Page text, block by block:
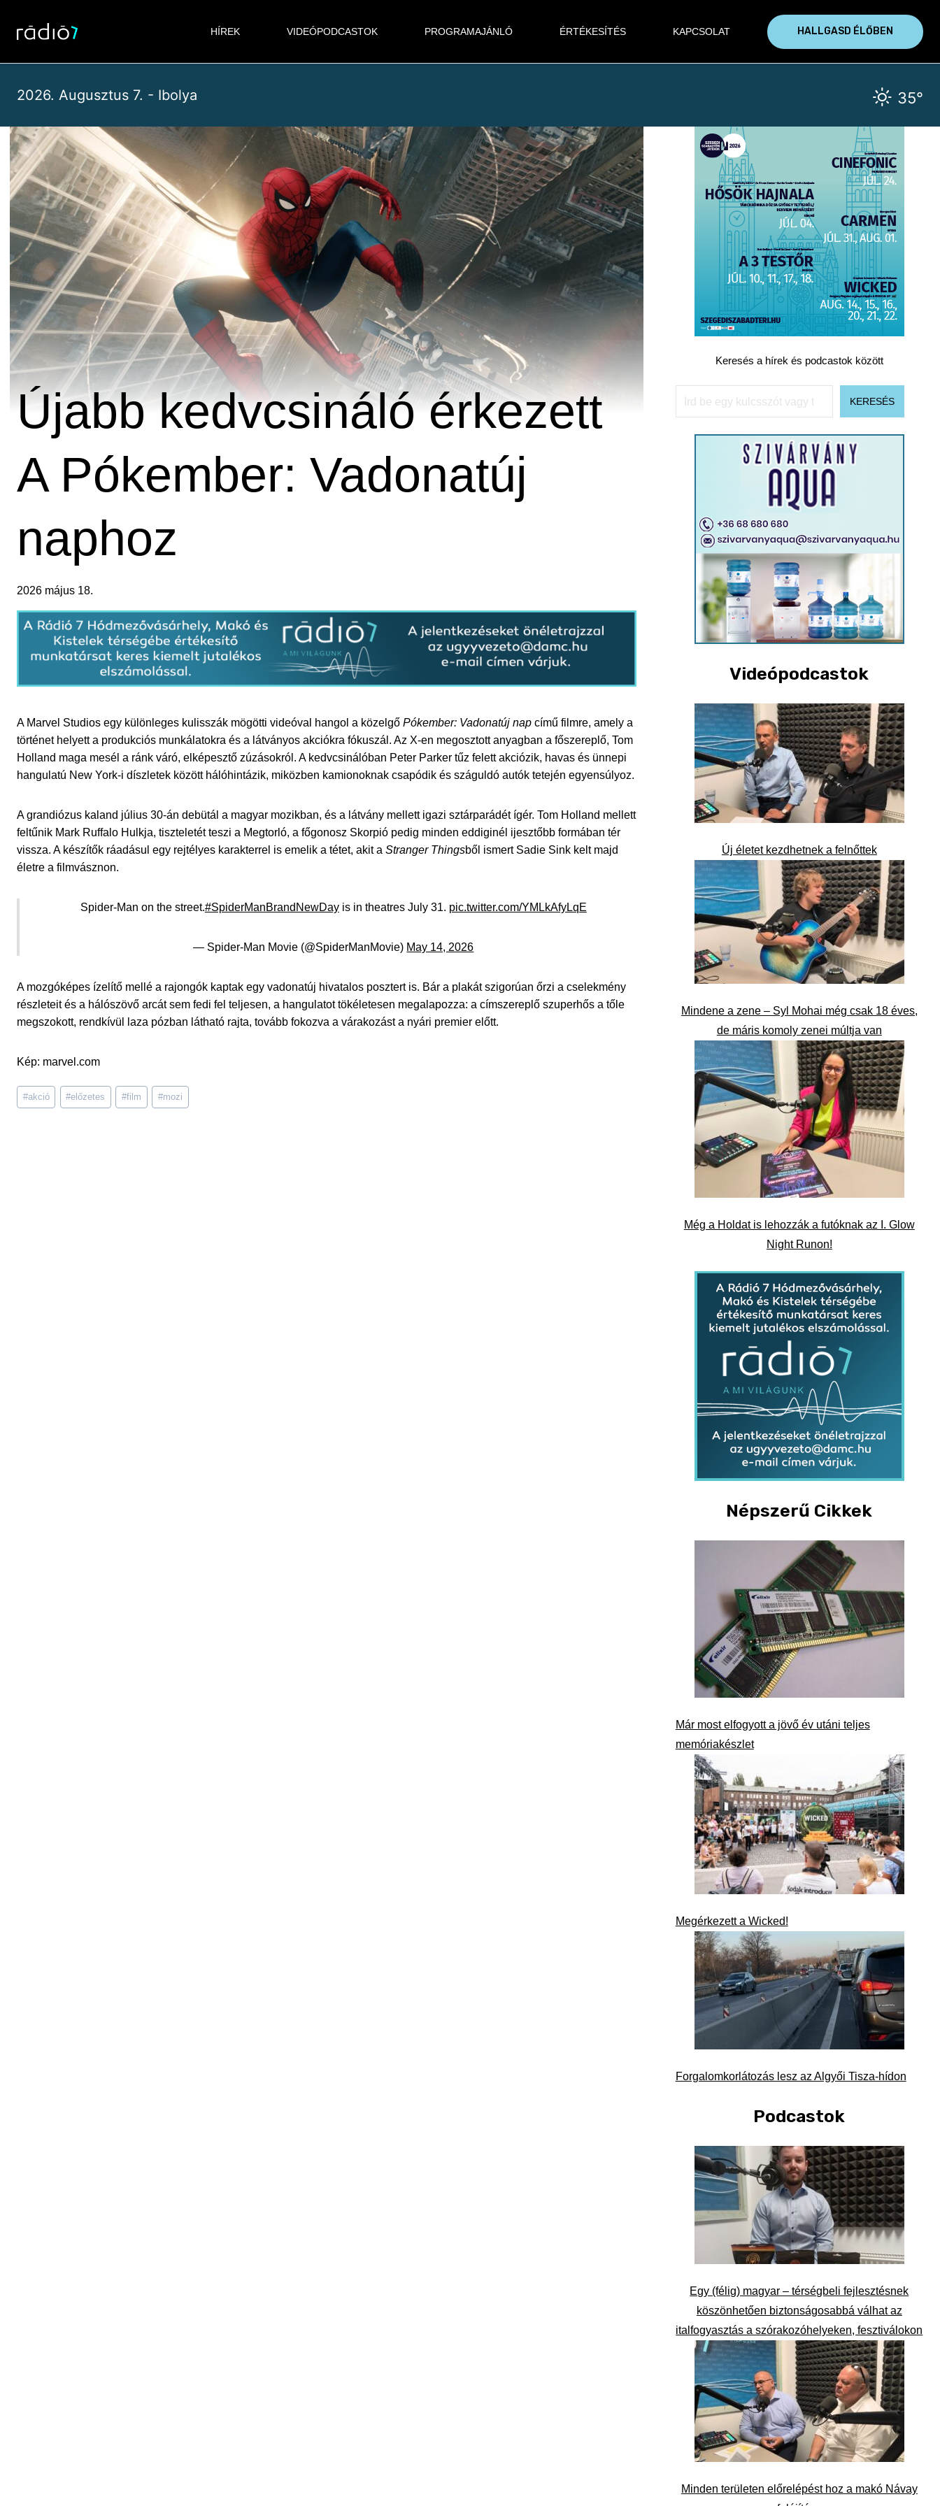
content
HÍREK VIDEÓPODCASTOK PROGRAMAJÁNLÓ ÉRTÉKESÍTÉS KAPCSOLAT HALLGASD ÉLŐBEN
2026. Augusztus 7. - Ibolya 35°
Újabb kedvcsináló érkezett
A Pókember: Vadonatúj
naphoz
2026 május 18.
A Marvel Studios egy különleges kulisszák mögötti videóval hangol a közelgő Pókember: Vadonatúj nap című filmre, amely a
történet helyett a produkciós munkálatokra és a látványos akciókra fókuszál. Az X-en megosztott anyagban a főszereplő, Tom
Holland maga mesél a ránk váró, elképesztő zúzásokról. A kedvcsinálóban Peter Parker tűz felett akciózik, havas és ünnepi
hangulatú New York-i díszletek között hálóhintázik, miközben kamionoknak csapódik és száguldó autók tetején egyensúlyoz.
A grandiózus kaland július 30-án debütál a magyar mozikban, és a látvány mellett igazi sztárparádét ígér. Tom Holland mellett
feltűnik Mark Ruffalo Hulkja, tiszteletét teszi a Megtorló, a főgonosz Skorpió pedig minden eddiginél ijesztőbb formában tér
vissza. A készítők ráadásul egy rejtélyes karakterrel is emelik a tétet, akit a Stranger Thingsből ismert Sadie Sink kelt majd
életre a filmvásznon.
Spider-Man on the street.#SpiderManBrandNewDayis in theatres July 31. pic.twitter.com/YMLkAfyLqE
— Spider-Man Movie (@SpiderManMovie) May 14, 2026
A mozgóképes ízelítő mellé a rajongók kaptak egy vadonatúj hivatalos posztert is. Bár a plakát szigorúan őrzi a cselekmény
részleteit és a hálószövő arcát sem fedi fel teljesen, a hangulatot tökéletesen megalapozza: a címszereplő szuperhős a tőle
megszokott, rendkívül laza pózban látható rajta, tovább fokozva a várakozást a nyári premier előtt.
Kép: marvel.com
Post
Tags:
#akció #előzetes #film #mozi
Keresés a hírek és podcastok között
Keresés
KERESÉS
Videópodcastok
Új életet kezdhetnek a felnőttek
Mindene a zene – Syl Mohai még csak 18 éves,
de máris komoly zenei múltja van
Még a Holdat is lehozzák a futóknak az I. Glow
Night Runon!
Népszerű Cikkek
Már most elfogyott a jövő év utáni teljes
memóriakészlet
Megérkezett a Wicked!
Forgalomkorlátozás lesz az Algyői Tisza-hídon
Podcastok
Egy (félig) magyar – térségbeli fejlesztésnek
köszönhetően biztonságosabbá válhat az
italfogyasztás a szórakozóhelyeken, fesztiválokon
Minden területen előrelépést hoz a makó Návay